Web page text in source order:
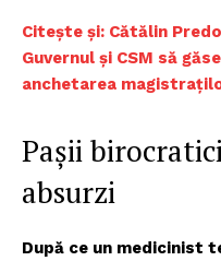
Citește și: Cătălin
Guvernul și CSM să
anchetarea
Pașii
absurzi
După ce un medicinist